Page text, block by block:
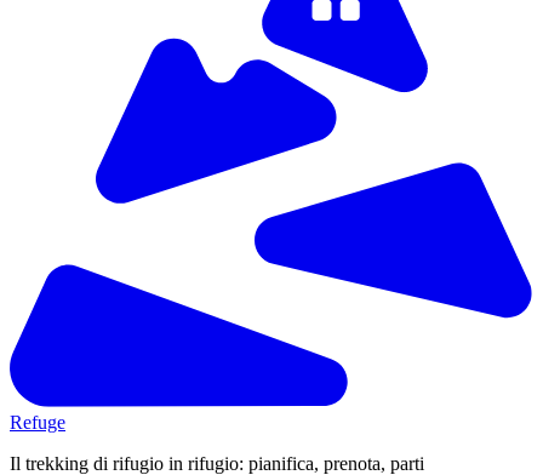
Refuge
Il trekking di rifugio in rifugio: pianifica, prenota, parti